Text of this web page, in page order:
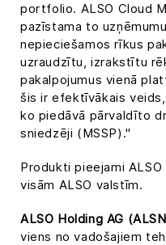
portfolio. ALSO Cloud
pazīstama to
nepieciešamos rīkus
uzraudzītu, izrakstītu
pakalpojumus vienā
šis ir efektīvākais
ko piedāvā pārvaldīto
sniedzēji (MSSP)."
Produkti pieejami
visām ALSO valstīm.
ALSO Holding AG
viens no vadošajiem